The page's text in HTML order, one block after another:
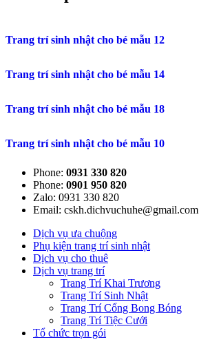
Trang trí sinh nhật cho bé mẫu 12
Trang trí sinh nhật cho bé mẫu 14
Trang trí sinh nhật cho bé mẫu 18
Trang trí sinh nhật cho bé mẫu 10
Phone: 0931 330 820
Phone: 0901 950 820
Zalo: 0931 330 820
Email: cskh.dichvuchuhe@gmail.com
Dịch vụ ưa chuộng
Phụ kiện trang trí sinh nhật
Dịch vụ cho thuê
Dịch vụ trang trí
Trang Trí Khai Trương
Trang Trí Sinh Nhật
Trang Trí Cổng Bong Bóng
Trang Trí Tiệc Cưới
Tổ chức trọn gói